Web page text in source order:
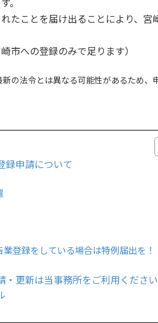
。
たことを届け出ることにより、宮
市への登録のみで足ります）
の法令とは異なる可能性があるため、
録申請について
登録をしている場合は特例届出を！
・更新は当事務所をご利用ください